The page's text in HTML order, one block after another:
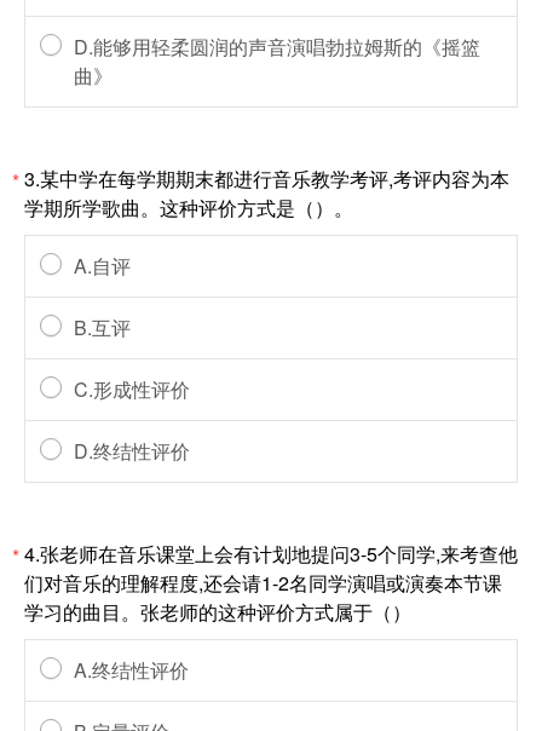
D.能够用轻柔圆润的声音演唱勃拉姆斯的《摇篮
曲》
*3.某中学在每学期期末都进行音乐教学考评,考评内容为本
学期所学歌曲。这种评价方式是（）。
A.自评
B.互评
C.形成性评价
D.终结性评价
*4.张老师在音乐课堂上会有计划地提问3-5个同学,来考查他
们对音乐的理解程度,还会请1-2名同学演唱或演奏本节课
学习的曲目。张老师的这种评价方式属于（）
A.终结性评价